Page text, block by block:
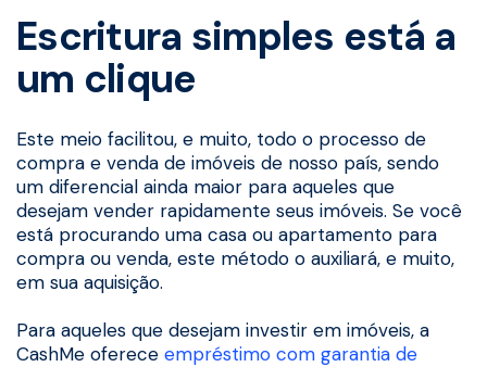
Escritura simples está a
um clique
Este meio facilitou, e muito, todo o processo de
compra e venda de imóveis de nosso país, sendo
um diferencial ainda maior para aqueles que
desejam vender rapidamente seus imóveis. Se você
está procurando uma casa ou apartamento para
compra ou venda, este método o auxiliará, e muito,
em sua aquisição.
Para aqueles que desejam investir em imóveis, a
CashMe oferece empréstimo com garantia de